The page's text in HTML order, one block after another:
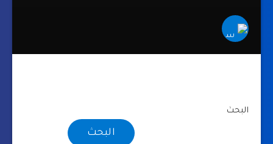
البحث
البحث